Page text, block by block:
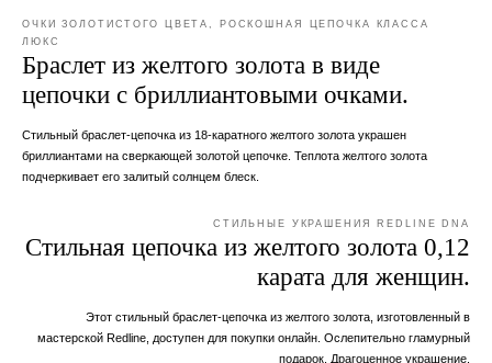
ОЧКИ ЗОЛОТИСТОГО ЦВЕТА, РОСКОШНАЯ ЦЕПОЧКА КЛАССА
ЛЮКС
Браслет из желтого золота в виде
цепочки с бриллиантовыми очками.
Стильный браслет-цепочка из 18-каратного желтого золота украшен
бриллиантами на сверкающей золотой цепочке. Теплота желтого золота
подчеркивает его залитый солнцем блеск.
СТИЛЬНЫЕ УКРАШЕНИЯ REDLINE DNA
Стильная цепочка из желтого золота 0,12
карата для женщин.
Этот стильный браслет-цепочка из желтого золота, изготовленный в
мастерской Redline, доступен для покупки онлайн. Ослепительно гламурный
подарок. Драгоценное украшение.